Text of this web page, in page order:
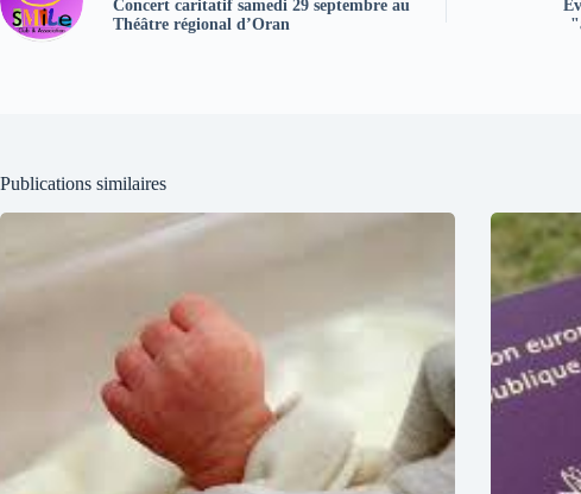
Concert caritatif samedi 29 septembre au
Théâtre régional d’Oran
Publications similaires